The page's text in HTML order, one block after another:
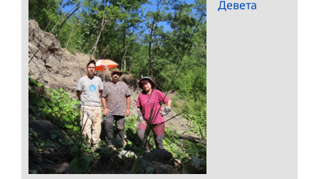
Девета